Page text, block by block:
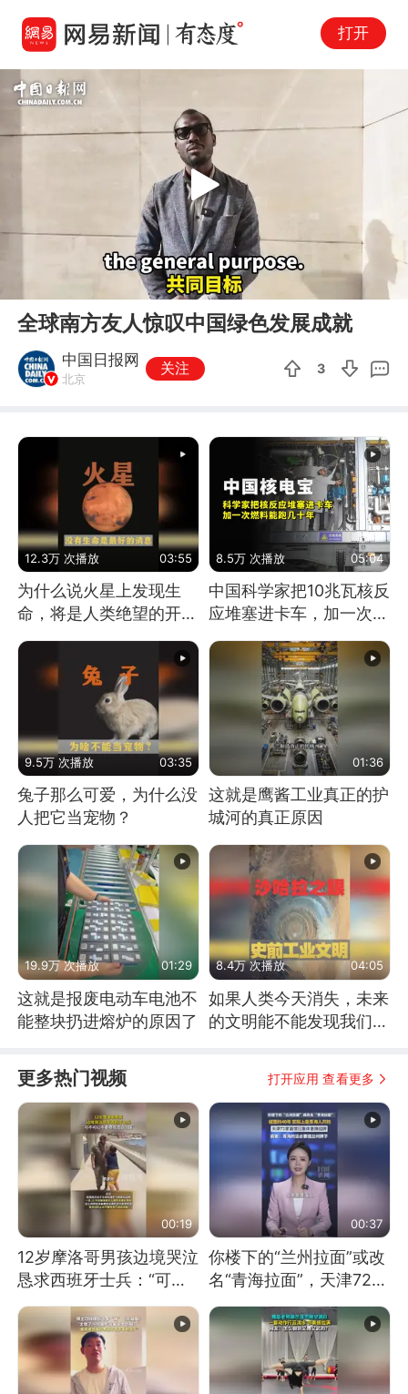
打开
Play
全球南方友人惊叹中国绿色发展成就
中国日报网
北京
关注 3
12.3万 次播放 03:55
为什么说火星上发现生
命，将是人类绝望的开
始？
8.5万 次播放 05:04
中国科学家把10兆瓦核反
应堆塞进卡车，加一次燃
料能跑几十年
9.5万 次播放 03:35
兔子那么可爱，为什么没
人把它当宠物？
01:36
这就是鹰酱工业真正的护
城河的真正原因
19.9万 次播放 01:29
这就是报废电动车电池不
能整块扔进熔炉的原因了
8.4万 次播放 04:05
如果人类今天消失，未来
的文明能不能发现我们存
更多热门视频 打开应用 查看更多
00:19
12岁摩洛哥男孩边境哭泣
恳求西班牙士兵：“可不
可以不要把我遣返回国”
00:37
你楼下的“兰州拉面”或改
名“青海拉面”，天津72家
面馆已集体更换招牌